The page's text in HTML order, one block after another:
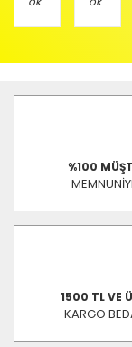
%100
1500 TL VE
KARGO